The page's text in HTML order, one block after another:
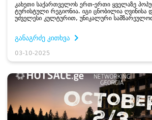
კახეთი საქართველოს ერთ-ერთი ყველაზე
ტურისტული რეგიონია. იგი ცნობილია ღვინისა
უძველესი კულტურით, უნიკალური
განაგრძე კითხვა
03-10-2025